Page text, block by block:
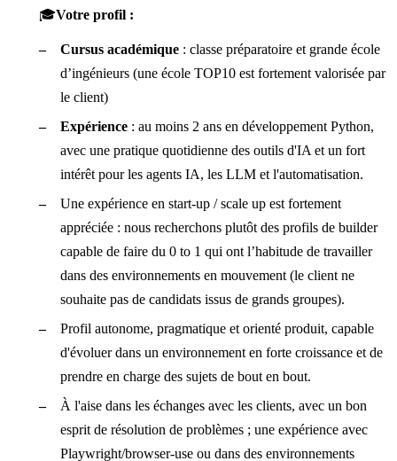
🎓Votre profil :
Cursus académique : classe préparatoire et grande école
d’ingénieurs (une école TOP10 est fortement valorisée par
le client)
Expérience : au moins 2 ans en développement Python,
avec une pratique quotidienne des outils d'IA et un fort
intérêt pour les agents IA, les LLM et l'automatisation.
Une expérience en start-up / scale up est fortement
appréciée : nous recherchons plutôt des profils de builder
capable de faire du 0 to 1 qui ont l’habitude de travailler
dans des environnements en mouvement (le client ne
souhaite pas de candidats issus de grands groupes).
Profil autonome, pragmatique et orienté produit, capable
d'évoluer dans un environnement en forte croissance et de
prendre en charge des sujets de bout en bout.
À l'aise dans les échanges avec les clients, avec un bon
esprit de résolution de problèmes ; une expérience avec
Playwright/browser-use ou dans des environnements